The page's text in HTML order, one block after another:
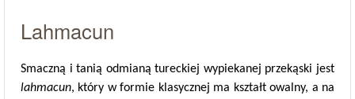
Lahmacun
Smaczną i tanią odmianą tureckiej wypiekanej przekąski jest
lahmacun, który w formie klasycznej ma kształt owalny, a na